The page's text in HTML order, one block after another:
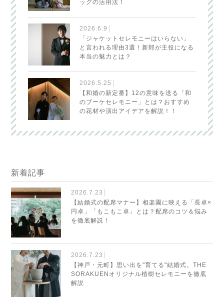
ッグの活用法！
2026.6.9
「ジャケットセレモニーはいらない」
と言われる理由3選！新郎が主役になる
本当の魅力とは？
2026.5.25
【和婚の新定番】12の意味を送る「和
のブーケセレモニー」とは？おすすめ
の花材や演出アイデアを解説！！
新着記事
2026.7.23
【結婚式の配席マナー】相楽園に映える「長卓×
円卓」「もこもこ卓」とは？配席のコツ＆悩み
を徹底解説！
2026.7.23
【神戸・元町】思い出を"育てる"結婚式。THE
SORAKUENオリジナル植樹セレモニーを徹底
解説